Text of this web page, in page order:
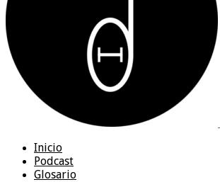
Inicio
Podcast
Glosario